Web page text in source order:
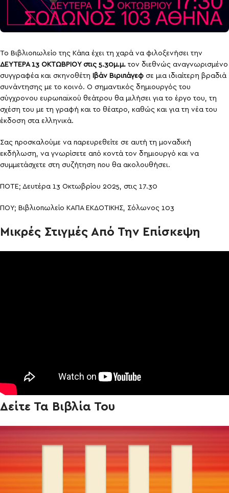
Το Βιβλιοπωλείο της Κάπα έχει τη χαρά να φιλοξενήσει την
ΔΕΥΤΕΡΑ 13 ΟΚΤΩΒΡΙΟΥ στις 5.30μ.μ. τον διεθνώς αναγνωρισμένο
συγγραφέα και σκηνοθέτη
Ιβάν Βιριπάγεφ σε μια ιδιαίτερη βραδιά
συνάντησης με το κοινό. Ο σημαντικός δημιουργός του
σύγχρονου ευρωπαϊκού θεάτρου θα μιλήσει για το έργο του, τη
σχέση του με τη γραφή και το θέατρο, καθώς και για τη νέα του
έκδοση στα ελληνικά.
Σας προσκαλούμε να παρευρεθείτε σε αυτή τη μοναδική
εκδήλωση, να γνωρίσετε από κοντά τον δημιουργό και να
συμμετάσχετε στη συζήτηση που θα ακολουθήσει.
ΠΟΤΕ; Δευτέρα 13 Οκτωβρίου 2025, στις 17.30
ΠΟΥ; Βιβλιοπωλείο ΚΑΠΑ ΕΚΔΟΤΙΚΗΣ, Σόλωνος 103
Μικρές Στιγμές Από Την Επίσκεψη
Δείτε Τα Βιβλία Του